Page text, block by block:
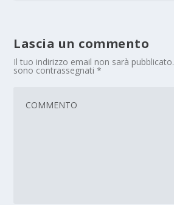
Lascia un commento
Il tuo indirizzo email non sarà pubblicato.
sono contrassegnati*